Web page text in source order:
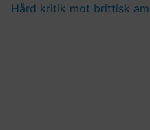
Hård kritik mot brittisk